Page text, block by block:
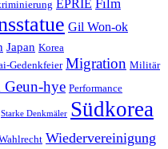
EPRIE Film
Gil Won-ok
Japan Korea
Gedenkfeier Migration Militär
Geun-hye Performance
Starke Denkmäler Südkorea
Wiedervereinigung